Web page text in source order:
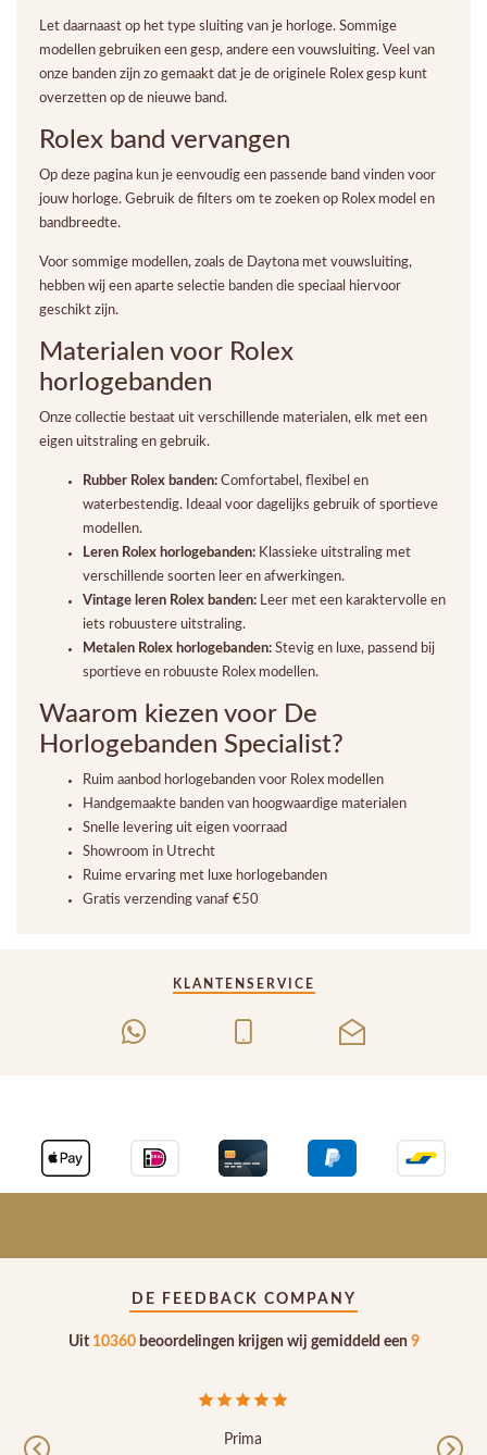
Let daarnaast op het type sluiting van je horloge. Sommige
modellen gebruiken een gesp, andere een vouwsluiting. Veel van
onze banden zijn zo gemaakt dat je de originele Rolex gesp kunt
overzetten op de nieuwe band.
Rolex band vervangen
Op deze pagina kun je eenvoudig een passende band vinden voor
jouw horloge. Gebruik de filters om te zoeken op Rolex model en
bandbreedte.
Voor sommige modellen, zoals de Daytona met vouwsluiting,
hebben wij een aparte selectie banden die speciaal hiervoor
geschikt zijn.
Materialen voor Rolex
horlogebanden
Onze collectie bestaat uit verschillende materialen, elk met een
eigen uitstraling en gebruik.
Rubber Rolex banden: Comfortabel, flexibel en
waterbestendig. Ideaal voor dagelijks gebruik of sportieve
modellen.
Leren Rolex horlogebanden: Klassieke uitstraling met
verschillende soorten leer en afwerkingen.
Vintage leren Rolex banden:
Leer met een karaktervolle en
iets robuustere uitstraling.
Metalen Rolex horlogebanden: Stevig en luxe, passend bij
sportieve en robuuste Rolex modellen.
Waarom kiezen voor De
Horlogebanden Specialist?
Ruim aanbod horlogebanden voor Rolex modellen
Handgemaakte banden van hoogwaardige materialen
Snelle levering uit eigen voorraad
Showroom in Utrecht
Ruime ervaring met luxe horlogebanden
Gratis verzending vanaf €50
KLANTENSERVICE
DE FEEDBACK COMPANY
Uit 10360beoordelingen krijgen wij gemiddeld een 9
Al meer dan 10 jaar klant. Inmiddels geemigreerd
Previous